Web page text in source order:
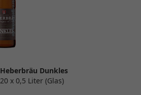
Heberbräu Dunkles
20 x 0,5 Liter (Glas)